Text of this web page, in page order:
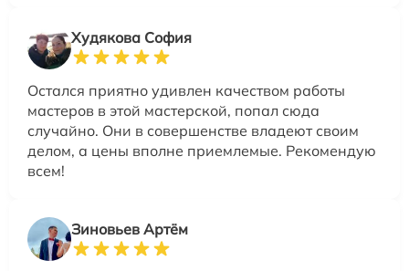
Худякова София
Остался приятно удивлен качеством работы
мастеров в этой мастерской, попал сюда
случайно. Они в совершенстве владеют своим
делом, а цены вполне приемлемые. Рекомендую
всем!
Зиновьев Артём